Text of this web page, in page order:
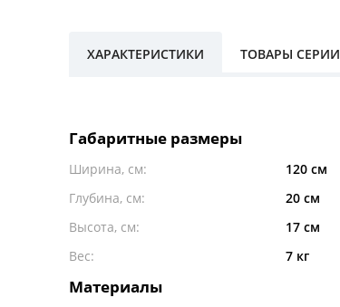
ХАРАКТЕРИСТИКИ ТОВАРЫ СЕРИИ
Габаритные размеры
Ширина, см:
120 см
Глубина, см:
20 см
Высота, см:
17 см
Вес:
7 кг
Материалы